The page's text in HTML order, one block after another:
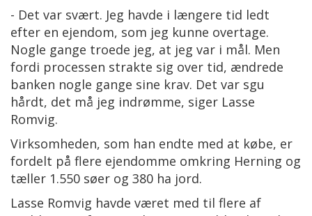
- Det var svært. Jeg havde i længere tid ledt
efter en ejendom, som jeg kunne overtage.
Nogle gange troede jeg, at jeg var i mål. Men
fordi processen strakte sig over tid, ændrede
banken nogle gange sine krav. Det var sgu
hårdt, det må jeg indrømme, siger Lasse
Romvig.
Virksomheden, som han endte med at købe, er
fordelt på flere ejendomme omkring Herning og
tæller 1.550 søer og 380 ha jord.
Lasse Romvig havde været med til flere af